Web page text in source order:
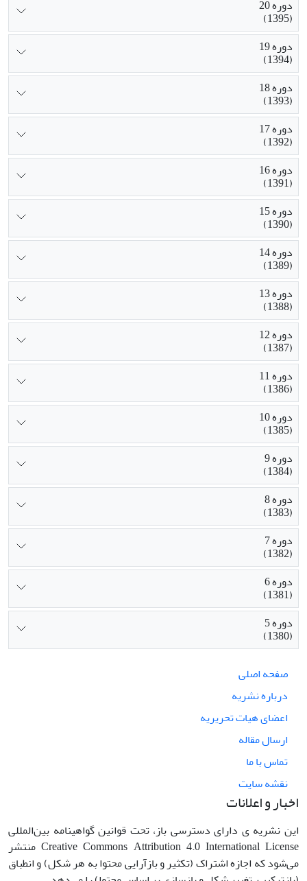
دوره 20
(1395)
دوره 19
(1394)
دوره 18
(1393)
دوره 17
(1392)
دوره 16
(1391)
دوره 15
(1390)
دوره 14
(1389)
دوره 13
(1388)
دوره 12
(1387)
دوره 11
(1386)
دوره 10
(1385)
دوره 9
(1384)
دوره 8
(1383)
دوره 7
(1382)
دوره 6
(1381)
دوره 5
(1380)
صفحه اصلی
درباره نشریه
اعضای هیات تحریریه
ارسال مقاله
تماس با ما
نقشه سایت
اخبار و اعلانات
این نشریه ی دارای دسترسی باز، تحت قوانین گواهینامه بین‌المللی
Creative Commons Attribution 4.0 International License منتشر
می‌شود که اجازه اشتراک (تکثیر و بازآرایی محتوا به هر شکل) و انطباق